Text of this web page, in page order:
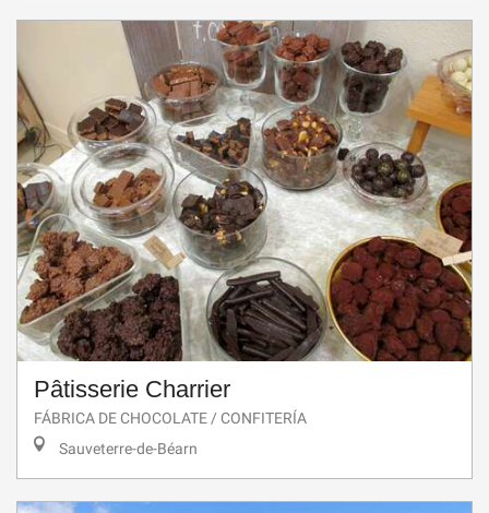
Pâtisserie Charrier
FÁBRICA DE CHOCOLATE / CONFITERÍA
Sauveterre-de-Béarn